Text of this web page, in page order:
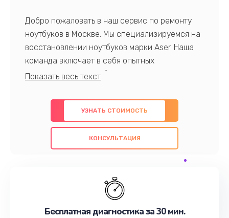
Добро пожаловать в наш сервис по ремонту
ноутбуков в Москве. Мы специализируемся на
восстановлении ноутбуков марки Aser. Наша
команда включает в себя опытных
профессионалов с обширными знаниями и
предлагаем быстрый и качественный ремонт с
использованием оригинальных компонентов, а
также гарантируем качество всех
проведенных работ. Наша цель - предоставить
наилучшим образом. Не медлите записаться на
УЗНАТЬ СТОИМОСТЬ
КОНСУЛЬТАЦИЯ
Бесплатная диагностика за 30 мин.